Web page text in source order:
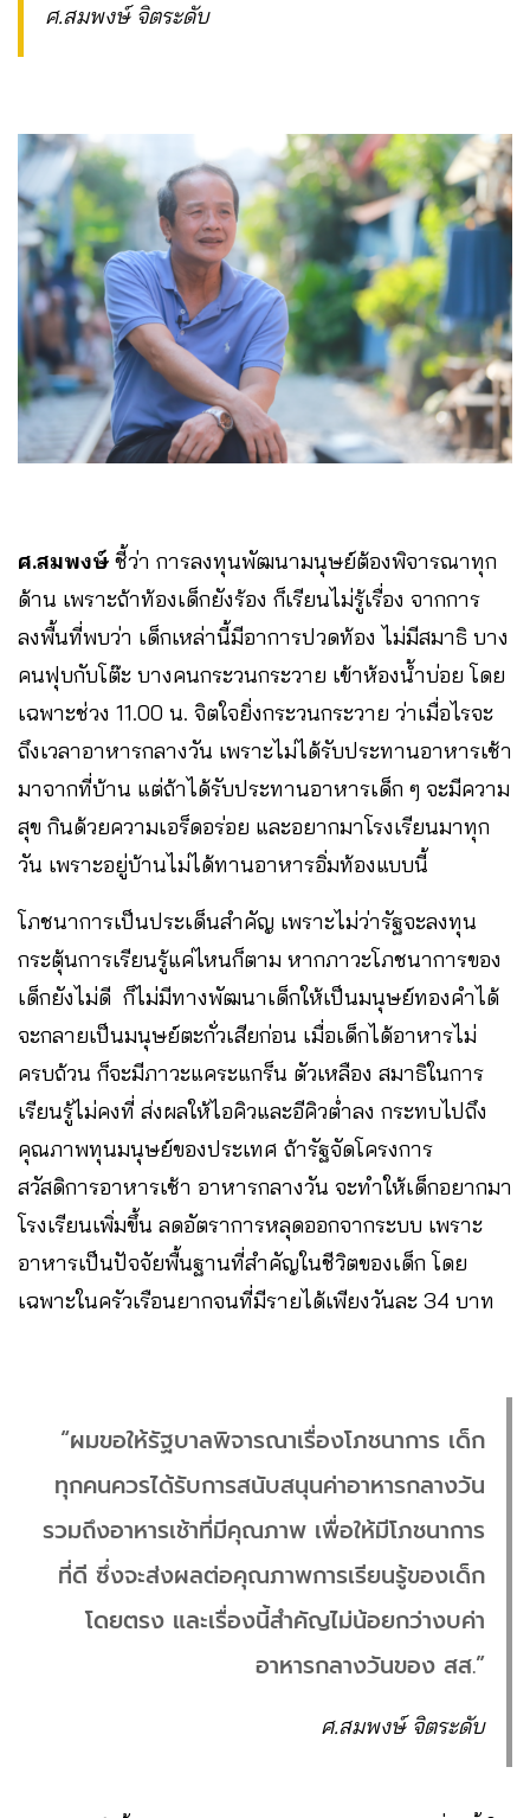
ศ.สมพงษ์ จิตระดับ
ศ.สมพงษ์ ชี้ว่า การลงทุนพัฒนามนุษย์ต้องพิจารณาทุก
ด้าน เพราะถ้าท้องเด็กยังร้อง ก็เรียนไม่รู้เรื่อง จากการ
ลงพื้นที่พบว่า เด็กเหล่านี้มีอาการปวดท้อง ไม่มีสมาธิ บาง
คนฟุบกับโต๊ะ บางคนกระวนกระวาย เข้าห้องน้ำบ่อย โดย
เฉพาะช่วง 11.00 น. จิตใจยิ่งกระวนกระวาย ว่าเมื่อไรจะ
ถึงเวลาอาหารกลางวัน เพราะไม่ได้รับประทานอาหารเช้า
มาจากที่บ้าน แต่ถ้าได้รับประทานอาหารเด็ก ๆ จะมีความ
สุข กินด้วยความเอร็ดอร่อย และอยากมาโรงเรียนมาทุก
วัน เพราะอยู่บ้านไม่ได้ทานอาหารอิ่มท้องแบบนี้
โภชนาการเป็นประเด็นสำคัญ เพราะไม่ว่ารัฐจะลงทุน
กระตุ้นการเรียนรู้แค่ไหนก็ตาม หากภาวะโภชนาการของ
เด็กยังไม่ดี ก็ไม่มีทางพัฒนาเด็กให้เป็นมนุษย์ทองคำได้
จะกลายเป็นมนุษย์ตะกั่วเสียก่อน เมื่อเด็กได้อาหารไม่
ครบถ้วน ก็จะมีภาวะแคระแกร็น ตัวเหลือง สมาธิในการ
เรียนรู้ไม่คงที่ ส่งผลให้ไอคิวและอีคิวต่ำลง กระทบไปถึง
คุณภาพทุนมนุษย์ของประเทศ ถ้ารัฐจัดโครงการ
สวัสดิการอาหารเช้า อาหารกลางวัน จะทำให้เด็กอยากมา
โรงเรียนเพิ่มขึ้น ลดอัตราการหลุดออกจากระบบ เพราะ
อาหารเป็นปัจจัยพื้นฐานที่สำคัญในชีวิตของเด็ก โดย
เฉพาะในครัวเรือนยากจนที่มีรายได้เพียงวันละ 34 บาท
“ผมขอให้รัฐบาลพิจารณาเรื่องโภชนาการ เด็ก
ทุกคนควรได้รับการสนับสนุนค่าอาหารกลางวัน
รวมถึงอาหารเช้าที่มีคุณภาพ เพื่อให้มีโภชนาการ
ที่ดี ซึ่งจะส่งผลต่อคุณภาพการเรียนรู้ของเด็ก
โดยตรง และเรื่องนี้สำคัญไม่น้อยกว่างบค่า
อาหารกลางวันของ สส.”
ศ.สมพงษ์ จิตระดับ